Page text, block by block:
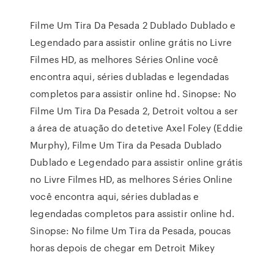
Filme Um Tira Da Pesada 2 Dublado Dublado e
Legendado para assistir online grátis no Livre
Filmes HD, as melhores Séries Online você
encontra aqui, séries dubladas e legendadas
completos para assistir online hd. Sinopse: No
Filme Um Tira Da Pesada 2, Detroit voltou a ser
a área de atuação do detetive Axel Foley (Eddie
Murphy), Filme Um Tira da Pesada Dublado
Dublado e Legendado para assistir online grátis
no Livre Filmes HD, as melhores Séries Online
você encontra aqui, séries dubladas e
legendadas completos para assistir online hd.
Sinopse: No filme Um Tira da Pesada, poucas
horas depois de chegar em Detroit Mikey